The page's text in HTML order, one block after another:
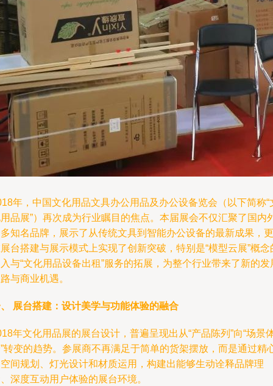
年，中国文化用品文具办公用品及办公设备览会（以下简称“
品展”）再次成为行业瞩目的焦点。本届展会不仅汇聚了国内
知名品牌，展示了从传统文具到智能办公设备的最新成果，更
台搭建与展示模式上实现了创新突破，特别是“模型云展”概念
与“文化用品设备出租”服务的拓展，为整个行业带来了新的发
与商业机遇。
展台搭建：设计美学与功能体验的融合
年文化用品展的展台设计，普遍呈现出从“产品陈列”向“场景
转变的趋势。参展商不再满足于简单的货架摆放，而是通过精
间规划、灯光设计和材质运用，构建出能够生动诠释品牌理
深度互动用户体验的展台环境。